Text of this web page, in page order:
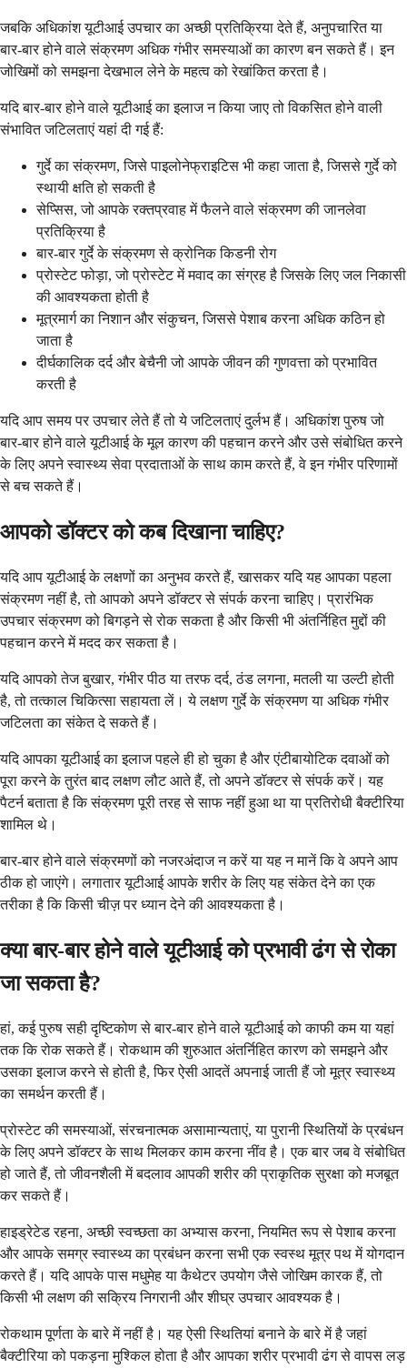
जबकि अधिकांश यूटीआई उपचार का अच्छी प्रतिक्रिया देते हैं, अनुपचारित या
बार-बार होने वाले संक्रमण अधिक गंभीर समस्याओं का कारण बन सकते हैं। इन
जोखिमों को समझना देखभाल लेने के महत्व को रेखांकित करता है।
यदि बार-बार होने वाले यूटीआई का इलाज न किया जाए तो विकसित होने वाली
संभावित जटिलताएं यहां दी गई हैं:
गुर्दे का संक्रमण, जिसे पाइलोनेफ्राइटिस भी कहा जाता है, जिससे गुर्दे को
स्थायी क्षति हो सकती है
सेप्सिस, जो आपके रक्तप्रवाह में फैलने वाले संक्रमण की जानलेवा
प्रतिक्रिया है
बार-बार गुर्दे के संक्रमण से क्रोनिक किडनी रोग
प्रोस्टेट फोड़ा, जो प्रोस्टेट में मवाद का संग्रह है जिसके लिए जल निकासी
की आवश्यकता होती है
मूत्रमार्ग का निशान और संकुचन, जिससे पेशाब करना अधिक कठिन हो
जाता है
दीर्घकालिक दर्द और बेचैनी जो आपके जीवन की गुणवत्ता को प्रभावित
करती है
यदि आप समय पर उपचार लेते हैं तो ये जटिलताएं दुर्लभ हैं। अधिकांश पुरुष जो
बार-बार होने वाले यूटीआई के मूल कारण की पहचान करने और उसे संबोधित करने
के लिए अपने स्वास्थ्य सेवा प्रदाताओं के साथ काम करते हैं, वे इन गंभीर परिणामों
से बच सकते हैं।
आपको डॉक्टर को कब दिखाना चाहिए?
यदि आप यूटीआई के लक्षणों का अनुभव करते हैं, खासकर यदि यह आपका पहला
संक्रमण नहीं है, तो आपको अपने डॉक्टर से संपर्क करना चाहिए। प्रारंभिक
उपचार संक्रमण को बिगड़ने से रोक सकता है और किसी भी अंतर्निहित मुद्दों की
पहचान करने में मदद कर सकता है।
यदि आपको तेज बुखार, गंभीर पीठ या तरफ दर्द, ठंड लगना, मतली या उल्टी होती
है, तो तत्काल चिकित्सा सहायता लें। ये लक्षण गुर्दे के संक्रमण या अधिक गंभीर
जटिलता का संकेत दे सकते हैं।
यदि आपका यूटीआई का इलाज पहले ही हो चुका है और एंटीबायोटिक दवाओं को
पूरा करने के तुरंत बाद लक्षण लौट आते हैं, तो अपने डॉक्टर से संपर्क करें। यह
पैटर्न बताता है कि संक्रमण पूरी तरह से साफ नहीं हुआ था या प्रतिरोधी बैक्टीरिया
शामिल थे।
बार-बार होने वाले संक्रमणों को नजरअंदाज न करें या यह न मानें कि वे अपने आप
ठीक हो जाएंगे। लगातार यूटीआई आपके शरीर के लिए यह संकेत देने का एक
तरीका है कि किसी चीज़ पर ध्यान देने की आवश्यकता है।
क्या बार-बार होने वाले यूटीआई को प्रभावी ढंग से रोका
जा सकता है?
हां, कई पुरुष सही दृष्टिकोण से बार-बार होने वाले यूटीआई को काफी कम या यहां
तक कि रोक सकते हैं। रोकथाम की शुरुआत अंतर्निहित कारण को समझने और
उसका इलाज करने से होती है, फिर ऐसी आदतें अपनाई जाती हैं जो मूत्र स्वास्थ्य
का समर्थन करती हैं।
प्रोस्टेट की समस्याओं, संरचनात्मक असामान्यताएं, या पुरानी स्थितियों के प्रबंधन
के लिए अपने डॉक्टर के साथ मिलकर काम करना नींव है। एक बार जब वे संबोधित
हो जाते हैं, तो जीवनशैली में बदलाव आपकी शरीर की प्राकृतिक सुरक्षा को मजबूत
कर सकते हैं।
हाइड्रेटेड रहना, अच्छी स्वच्छता का अभ्यास करना, नियमित रूप से पेशाब करना
और आपके समग्र स्वास्थ्य का प्रबंधन करना सभी एक स्वस्थ मूत्र पथ में योगदान
करते हैं। यदि आपके पास मधुमेह या कैथेटर उपयोग जैसे जोखिम कारक हैं, तो
किसी भी लक्षण की सक्रिय निगरानी और शीघ्र उपचार आवश्यक है।
रोकथाम पूर्णता के बारे में नहीं है। यह ऐसी स्थितियां बनाने के बारे में है जहां
बैक्टीरिया को पकड़ना मुश्किल होता है और आपका शरीर प्रभावी ढंग से वापस लड़